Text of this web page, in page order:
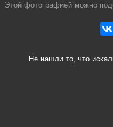
Этой фотографией можно
Не нашли то, что